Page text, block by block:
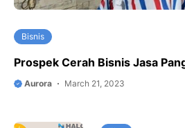
Bisnis
Prospek Cerah Bisnis Jasa
Aurora March 21, 2023